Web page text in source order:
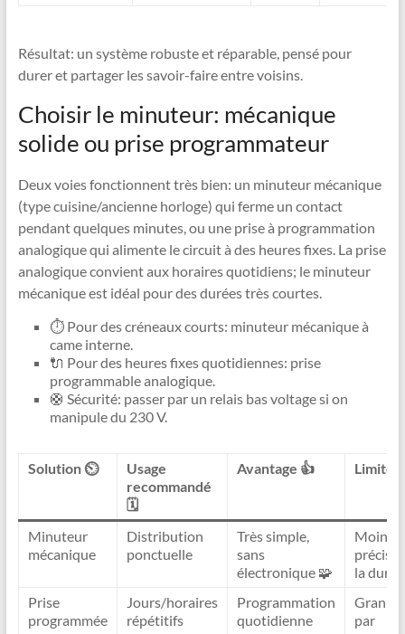
Résultat: un système robuste et réparable, pensé pour
durer et partager les savoir-faire entre voisins.
Choisir le minuteur: mécanique
solide ou prise programmateur
Deux voies fonctionnent très bien: un minuteur mécanique
(type cuisine/ancienne horloge) qui ferme un contact
pendant quelques minutes, ou une prise à programmation
analogique qui alimente le circuit à des heures fixes. La prise
analogique convient aux horaires quotidiens; le minuteur
mécanique est idéal pour des durées très courtes.
⏱️ Pour des créneaux courts: minuteur mécanique à
came interne.
🔌 Pour des heures fixes quotidiennes: prise
programmable analogique.
🛟 Sécurité: passer par un relais bas voltage si on
manipule du 230 V.
Solution ⏲️
Usage
recommandé
🗓️
Avantage 👍 Limite
Minuteur
mécanique
Distribution
ponctuelle
Très simple,
sans
électronique 🧩
Moins
précis
la durée
Prise
programmée
Jours/horaires
répétitifs
Programmation
quotidienne
par